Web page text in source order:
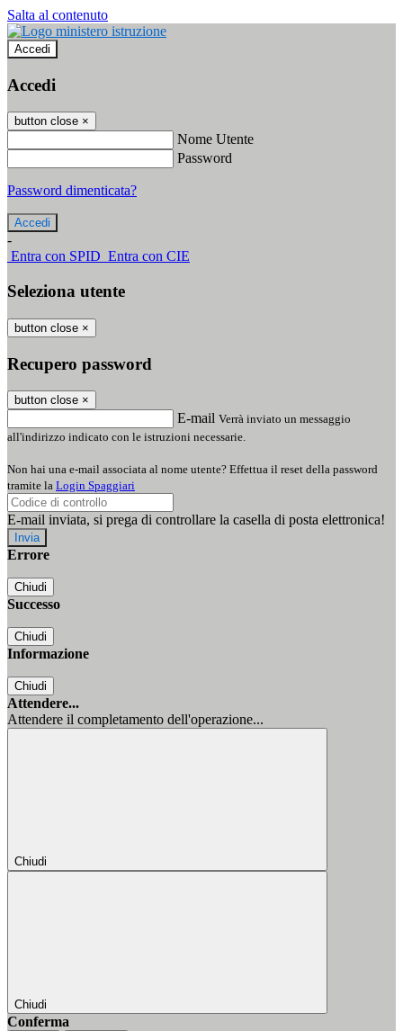
Salta al contenuto
Accedi
Accedi
button close ×
Nome Utente
Password
Password dimenticata?
-
Entra con SPID Entra con CIE
Seleziona utente
button close ×
Recupero password
button close ×
E-mail Verrà inviato un messaggio
all'indirizzo indicato con le istruzioni necessarie.
Non hai una e-mail associata al nome utente? Effettua il reset della password
tramite la Login Spaggiari
E-mail inviata, si prega di controllare la casella di posta elettronica!
Errore
Chiudi
Successo
Chiudi
Informazione
Chiudi
Attendere...
Attendere il completamento dell'operazione...
Chiudi
Chiudi
Conferma